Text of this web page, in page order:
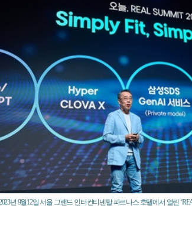
년 9월12일 서울 그랜드 인터컨티넨탈 파르나스 호텔에서 열린